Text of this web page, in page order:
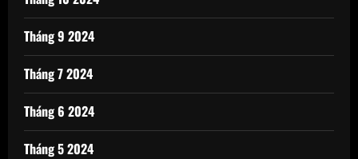
Tháng 9 2024
Tháng 7 2024
Tháng 6 2024
Tháng 5 2024